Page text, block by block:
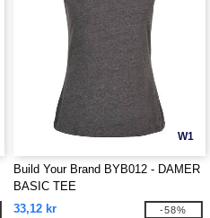
W1
Build Your Brand BYB012 - DAMER
BASIC TEE
33,12 kr
-58%